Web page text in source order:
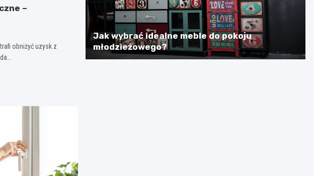
–
obniżyć uzysk z
Jak wybrać idealne meble do pokoju
młodzieżowego?